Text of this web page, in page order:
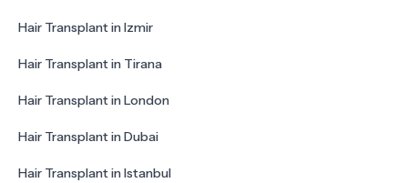
Hair Transplant in Izmir
Hair Transplant in Tirana
Hair Transplant in London
Hair Transplant in Dubai
Hair Transplant in Istanbul